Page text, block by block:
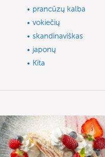
prancūzų kalba
vokiečių
skandinaviškas
japonų
Kita